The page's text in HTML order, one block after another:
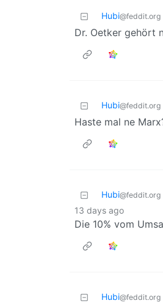
Hubi@feddit.org
Dr. Oetker gehört
Hubi@feddit.org
Haste mal ne
Hubi@feddit.org
13 days ago
Die 10% vom
Hubi@feddit.org